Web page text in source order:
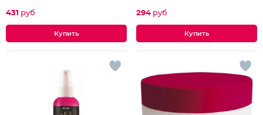
431 руб
294 руб